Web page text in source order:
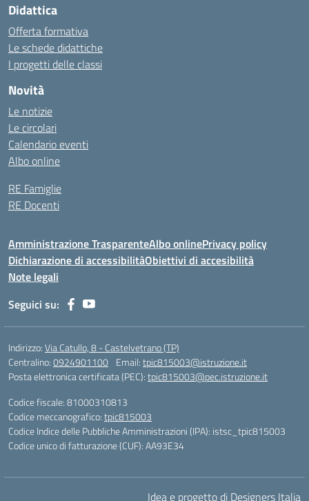
Didattica
Offerta formativa
Le schede didattiche
I progetti delle classi
Novità
Le notizie
Le circolari
Calendario eventi
Albo online
RE Famiglie
RE Docenti
Amministrazione TrasparenteAlbo onlinePrivacy policy
Dichiarazione di accessibilitàObiettivi di accesibilità
Note legali
Seguici su:
Indirizzo:Via Catullo, 8 - Castelvetrano (TP)
Centralino:0924901100 Email:tpic815003@istruzione.it
Posta elettronica certificata (PEC):tpic815003@pec.istruzione.it
Codice fiscale: 81000310813
Codice meccanografico:tpic815003
Codice Indice delle Pubbliche Amministrazioni (IPA): istsc_tpic815003
Codice unico di fatturazione (CUF): AA93E34
Idea e progetto di Designers Italia